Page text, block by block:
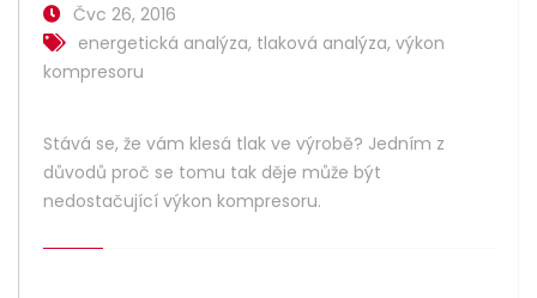
Čvc 26, 2016
energetická analýza, tlaková analýza, výkon
kompresoru
Stává se, že vám klesá tlak ve výrobě? Jedním z
důvodů proč se tomu tak děje může být
nedostačující výkon kompresoru.